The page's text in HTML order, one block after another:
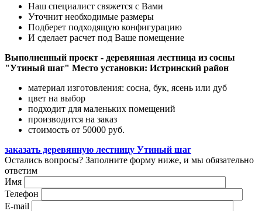
Наш специалист свяжется с Вами
Уточнит необходимые размеры
Подберет подходящую конфигурацию
И сделает расчет под Ваше помещение
Выполненный проект - деревянная лестница из сосны
"Утиный шаг" Место установки: Истринский район
материал изготовления: сосна, бук, ясень или дуб
цвет на выбор
подходит для маленьких помещений
производится на заказ
стоимость от 50000 руб.
заказать деревянную лестницу Утиный шаг
Остались вопросы? Заполните форму ниже, и мы обязательно
ответим
Имя
Телефон
E-mail